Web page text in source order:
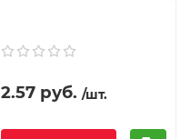
2.57 руб. /шт.